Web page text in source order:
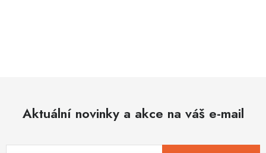
Novinky
World Cleanup Day
Aktuální novinky a akce na váš e-mail